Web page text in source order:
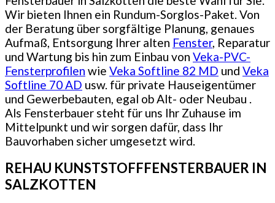
Wir bieten Ihnen ein Rundum-Sorglos-Paket. Von
der Beratung über sorgfältige Planung, genaues
Aufmaß, Entsorgung Ihrer alten Fenster, Reparatur
und Wartung bis hin zum Einbau von Veka-PVC-
Fensterprofilen wie Veka Softline 82 MD und Veka
Softline 70 AD usw. für private Hauseigentümer
und Gewerbebauten, egal ob Alt- oder Neubau .
Als Fensterbauer steht für uns Ihr Zuhause im
Mittelpunkt und wir sorgen dafür, dass Ihr
Bauvorhaben sicher umgesetzt wird.
REHAU KUNSTSTOFFFENSTERBAUER IN
SALZKOTTEN